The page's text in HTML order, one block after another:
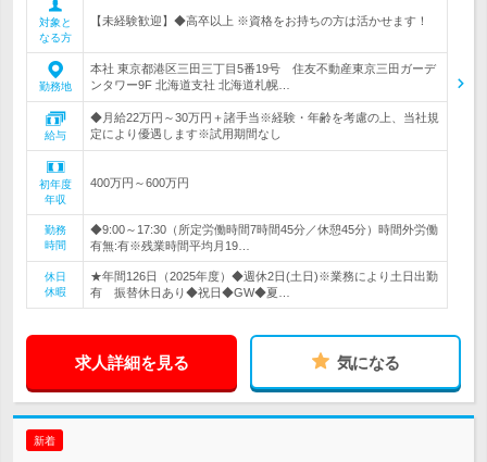
対象と
なる方
【未経験歓迎】◆高卒以上 ※資格をお持ちの方は活かせます！
勤務地
本社 東京都港区三田三丁目5番19号 住友不動産東京三田ガーデ
ンタワー9F 北海道支社 北海道札幌…
給与
◆月給22万円～30万円＋諸手当※経験・年齢を考慮の上、当社規
定により優遇します※試用期間なし
初年度
年収
400万円～600万円
勤務
時間
◆9:00～17:30（所定労働時間7時間45分／休憩45分）時間外労働
有無:有※残業時間平均月19…
休日
休暇
★年間126日（2025年度）◆週休2日(土日)※業務により土日出勤
有 振替休日あり◆祝日◆GW◆夏…
求人詳細を見る 気になる
新着